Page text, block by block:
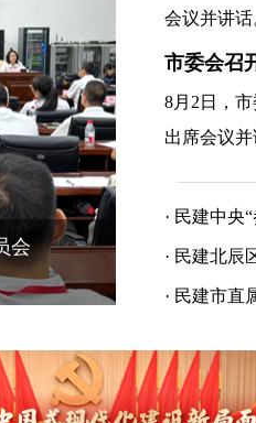
会 民建
会议并讲
市委会召
8月2日，
出席会议
· 民建中央
· 民建北辰
· 民建市直